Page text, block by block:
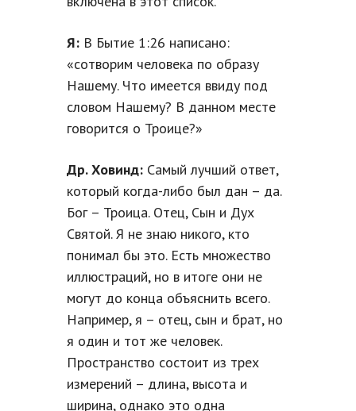
Я: В Бытие 1:26 написано:
«сотворим человека по образу
Нашему. Что имеется ввиду под
словом Нашему? В данном месте
говорится о Троице?»
Др. Ховинд: Самый лучший ответ,
который когда-либо был дан – да.
Бог – Троица. Отец, Сын и Дух
Святой. Я не знаю никого, кто
понимал бы это. Есть множество
иллюстраций, но в итоге они не
могут до конца объяснить всего.
Например, я – отец, сын и брат, но
я один и тот же человек.
Пространство состоит из трех
измерений – длина, высота и
ширина, однако это одна